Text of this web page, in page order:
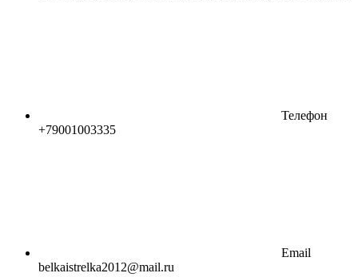
Телефон
+79001003335
Email
belkaistrelka2012@mail.ru